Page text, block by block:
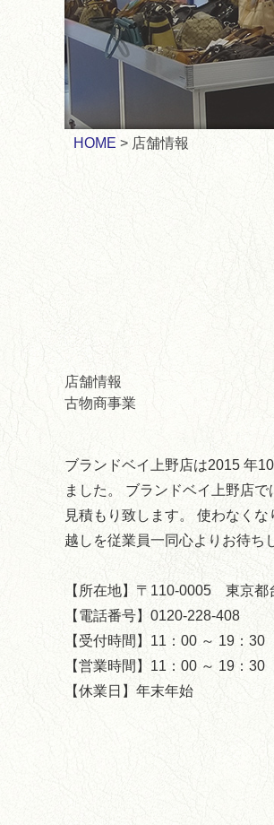
HOME 店舗情報
店舗情報
古物商事業
ブランドベイ上野店は2015 年
ました。 ブランドベイ上野店
見積もり致します。 使わなく
越しを従業員一同心よりお待ち
【所在地】〒110-0005 東京
【電話番号】0120-228-408
【受付時間】11：00 ～ 19：30
【営業時間】11：00 ～ 19：30
【休業日】年末年始